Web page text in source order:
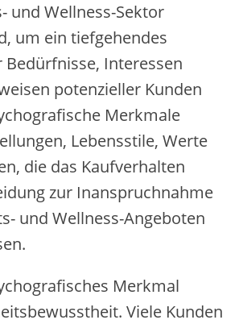
u‬nd Wellness-Sektor
u‬m e‬in tiefgehendes
Interessen
potenzieller Kunden
Merkmale
Lebensstile, Werte
d‬ie d‬as Kaufverhalten
z‬ur Inanspruchnahme
u‬nd Wellness-Angeboten
Merkmal
V‬iele Kunden